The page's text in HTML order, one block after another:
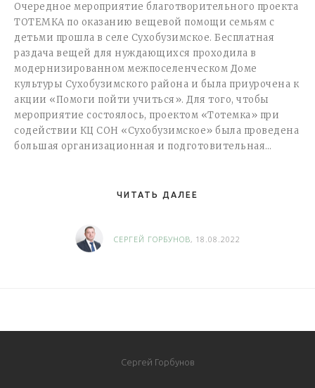
Очередное мероприятие благотворительного проекта
ТОТЕМКА по оказанию вещевой помощи семьям с
детьми прошла в селе Сухобузимское. Бесплатная
раздача вещей для нуждающихся проходила в
модернизированном межпоселенческом Доме
культуры Сухобузимского района и была приурочена к
акции «Помоги пойти учиться». Для того, чтобы
мероприятие состоялось, проектом «Тотемка» при
содействии КЦ СОН «Сухобузимское» была проведена
большая организационная и подготовительная…
ЧИТАТЬ ДАЛЕЕ
СЕРГЕЙ ГОРБУНОВ, 18.08.2022
Сергей Горбунов